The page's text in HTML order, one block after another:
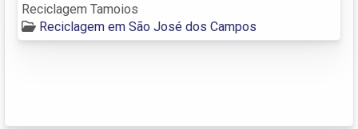
Reciclagem Tamoios
Reciclagem em São José dos Campos